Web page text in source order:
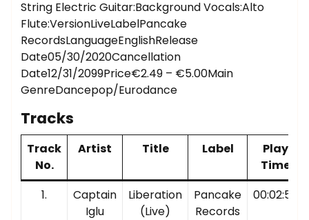
String Electric Guitar:Background Vocals:Alto
Flute:VersionLiveLabelPancake
RecordsLanguageEnglishRelease
Date05/30/2020Cancellation
Date12/31/2099Price€2.49 – €5.00Main
GenreDancepop/Eurodance
Tracks
Track
No.
Artist Title Label
Play
Time
1.
Captain
Iglu
Liberation
(Live)
Pancake
Records
00:02:55